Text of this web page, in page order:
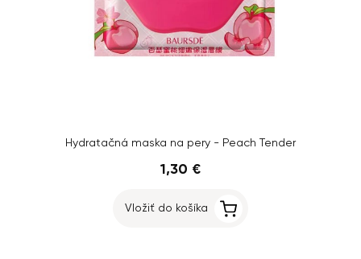
Hydratačná maska na pery - Peach Tender
1,30 €
Vložiť do košíka